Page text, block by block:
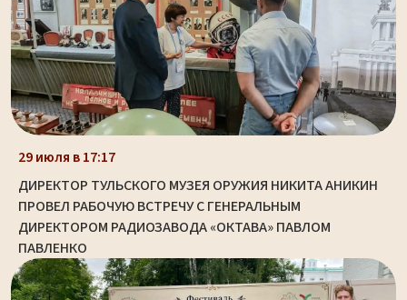
29 июля в 17:17
ДИРЕКТОР ТУЛЬСКОГО МУЗЕЯ ОРУЖИЯ НИКИТА АНИКИН
ПРОВЕЛ РАБОЧУЮ ВСТРЕЧУ С ГЕНЕРАЛЬНЫМ
ДИРЕКТОРОМ РАДИОЗАВОДА «ОКТАВА» ПАВЛОМ
ПАВЛЕНКО